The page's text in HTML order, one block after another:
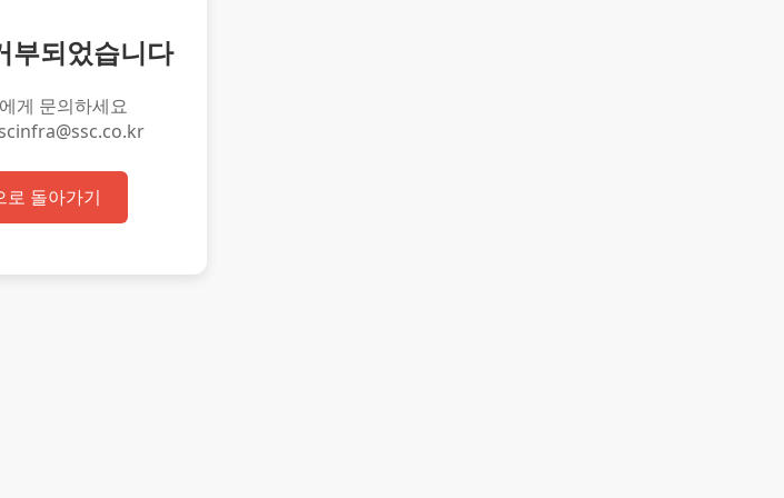
부되었습니다
게 문의하세요
로 돌아가기